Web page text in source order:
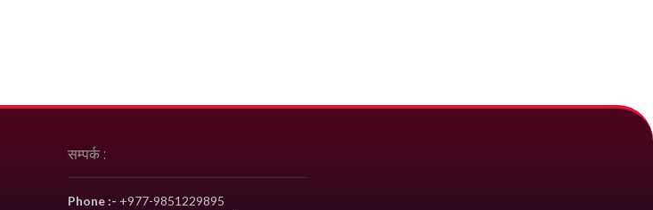
सम्पर्क :
Phone :- +977-9851229895